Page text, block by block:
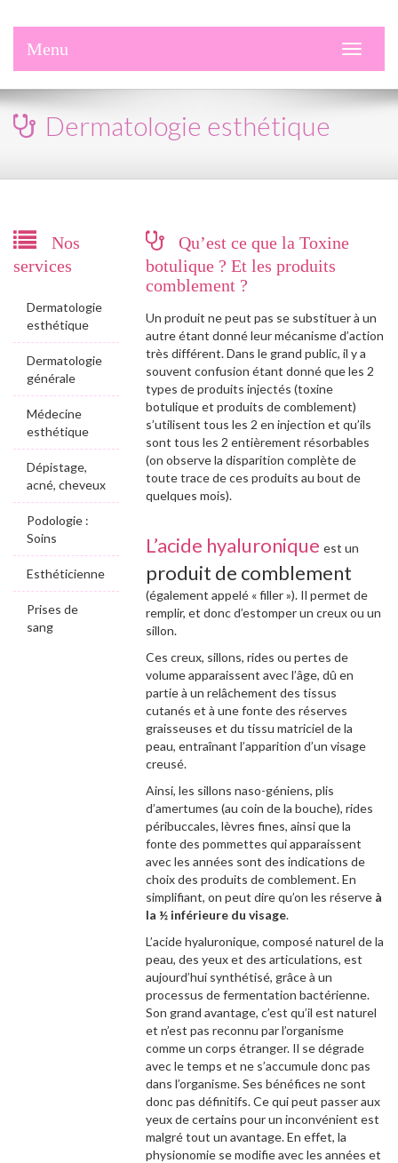
Toggle
Menu
Dermatologie esthétique
Nos
services
Dermatologie
esthétique
Dermatologie
générale
Médecine
esthétique
Dépistage,
acné, cheveux
Podologie :
Soins
Esthéticienne
Prises de
sang
Qu’est ce que la Toxine
botulique ? Et les produits
comblement ?
Un produit ne peut pas se substituer à un
autre étant donné leur mécanisme d’action
très différent. Dans le grand public, il y a
souvent confusion étant donné que les 2
types de produits injectés (toxine
botulique et produits de comblement)
s’utilisent tous les 2 en injection et qu’ils
sont tous les 2 entièrement résorbables
(on observe la disparition complète de
toute trace de ces produits au bout de
quelques mois).
L’acide hyaluronique est un
produit de comblement
(également appelé « filler »). Il permet de
remplir, et donc d’estomper un creux ou un
sillon.
Ces creux, sillons, rides ou pertes de
volume apparaissent avec l’âge, dû en
partie à un relâchement des tissus
cutanés et à une fonte des réserves
graisseuses et du tissu matriciel de la
peau, entraînant l’apparition d’un visage
creusé.
Ainsi, les sillons naso-géniens, plis
d’amertumes (au coin de la bouche), rides
péribuccales, lèvres fines, ainsi que la
fonte des pommettes qui apparaissent
avec les années sont des indications de
choix des produits de comblement. En
simplifiant, on peut dire qu’on les réserve à
la ½ inférieure du visage.
L’acide hyaluronique, composé naturel de la
peau, des yeux et des articulations, est
aujourd’hui synthétisé, grâce à un
processus de fermentation bactérienne.
Son grand avantage, c’est qu’il est naturel
et n’est pas reconnu par l’organisme
comme un corps étranger. Il se dégrade
avec le temps et ne s’accumule donc pas
dans l’organisme. Ses bénéfices ne sont
donc pas définitifs. Ce qui peut passer aux
yeux de certains pour un inconvénient est
malgré tout un avantage. En effet, la
physionomie se modifie avec les années et